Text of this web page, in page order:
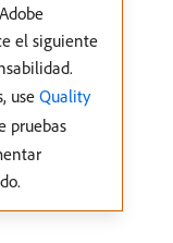
el siguiente
useQuality
pruebas